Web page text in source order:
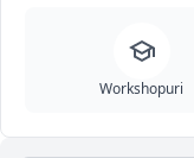
Workshopuri